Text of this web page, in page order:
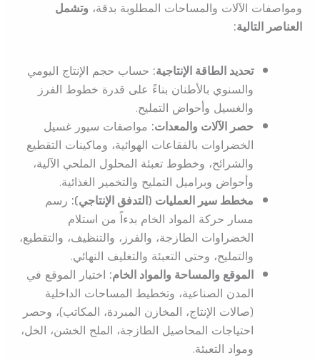
ومواصفات الآلات والمساحات المطلوبة بدقة، وتشمل
العناصر التالية:
تحديد الطاقة الإنتاجية:حساب حجم الإنتاج اليومي
والسنوي بالأطنان بناءً على قدرة خطوط الفرز
والغسيل وأحواض التمليح.
حصر الآلات والمعدات:مواصفات سيور غسيل
الخضراوات بالفقاعات الهوائية، وماكينات التقطيع
والشرائح، وخطوط تعبئة المحلول الملحي الآلية،
وأحواض وبراميل التمليح والتخمير الغذائية.
مخطط سير العمليات (التدفق الإنتاجي):رسم
مسار حركة المواد الخام بدءاً من استلام
الخضراوات الطازجة، والفرز، والتنظيف، والتقطيع،
والتمليح، وحتى التعبئة والتغليف النهائي.
الموقع والمساحة والمواد الخام:اختيار الموقع في
المدن الصناعية، وتخطيط المساحات الداخلية
(صالات الإنتاج، المخازن المبردة، المكاتب)، وحصر
احتياجات المحاصيل الطازجة، الملح الخشن، الخل،
ومواد التعبئة.